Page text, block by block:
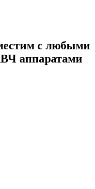
с любыми
аппаратами